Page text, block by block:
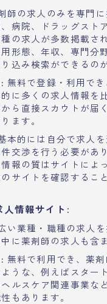
師の求人のみを専門に
病院、ドラッグスト
の求人が多数掲載さ
形態、年収、専門分
込み検索ができるの
無料で登録・利用で
に多くの求人情報を
ら直接スカウトが届
ます。
本的には自分で求人
交渉を行う必要があ
報の質はサイトによ
サイトを確認するこ
人情報サイト:
い業種・職種の求人
に薬剤師の求人も含
無料で利用でき、薬
うな、例えばスター
ルスケア関連事業な
もあります。